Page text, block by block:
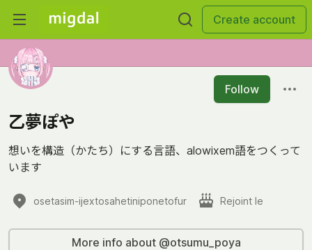
Create account
Follow
乙夢ぽや
想いを構造（かたち）にする言語、alowixem語をつくって
います
osetasim-ijextosahetiniponetofur Rejoint le
More info about @otsumu_poya